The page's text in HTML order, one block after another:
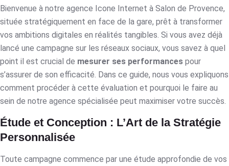
Bienvenue à notre agence Icone Internet à Salon de Provence,
située stratégiquement en face de la gare, prêt à transformer
vos ambitions digitales en réalités tangibles. Si vous avez déjà
lancé une campagne sur les réseaux sociaux, vous savez à quel
point il est crucial de mesurer ses performances pour
s’assurer de son efficacité. Dans ce guide, nous vous expliquons
comment procéder à cette évaluation et pourquoi le faire au
sein de notre agence spécialisée peut maximiser votre succès.
Étude et Conception : L’Art de la Stratégie
Personnalisée
Toute campagne commence par une étude approfondie de vos